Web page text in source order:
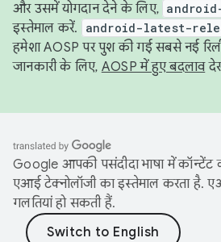
और उसमें योगदान देने के लिए,
इस्तेमाल करें.
android-latest-
हमेशा AOSP पर पुश की गई सबसे नई
जानकारी के लिए, AOSP में हुए बदलाव
Google आपकी पसंदीदा भाषा में
एआई टेक्नोलॉजी का इस्तेमाल करता है.
गलतियां हो सकती हैं.